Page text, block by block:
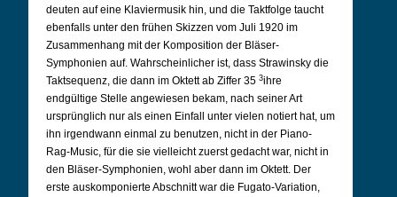
deuten auf eine Klaviermusik hin, und die Taktfolge taucht
ebenfalls unter den frühen Skizzen vom Juli 1920 im
Zusammenhang mit der Komposition der Bläser-
Symphonien auf. Wahrscheinlicher ist, dass Strawinsky die
Taktsequenz, die dann im Oktett ab Ziffer 35 3ihre
endgültige Stelle angewiesen bekam, nach seiner Art
ursprünglich nur als einen Einfall unter vielen notiert hat, um
ihn irgendwann einmal zu benutzen, nicht in der Piano-
Rag-Music, für die sie vielleicht zuerst gedacht war, nicht in
den Bläser-Symphonien, wohl aber dann im Oktett. Der
erste auskomponierte Abschnitt war die Fugato-Variation,